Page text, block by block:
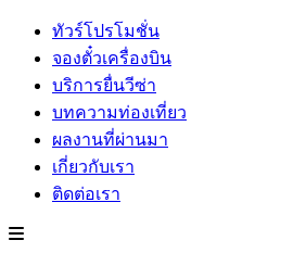
ทัวร์โปรโมชั่น
จองตั๋วเครื่องบิน
บริการยื่นวีซ่า
บทความท่องเที่ยว
ผลงานที่ผ่านมา
เกี่ยวกับเรา
ติดต่อเรา